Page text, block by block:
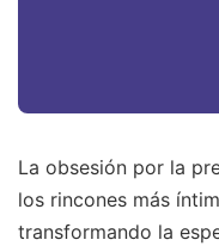
La obsesión por la
los rincones más
transformando la